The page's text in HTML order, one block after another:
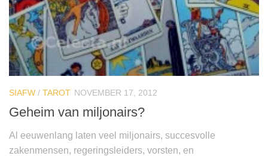
SIAFW / TAROT NOVEMBER 17, 2012
Geheim van miljonairs?
Al eeuwenlang laten veel miljonairs, succesvolle
zakenmensen, regeringsleiders, vorsten, en